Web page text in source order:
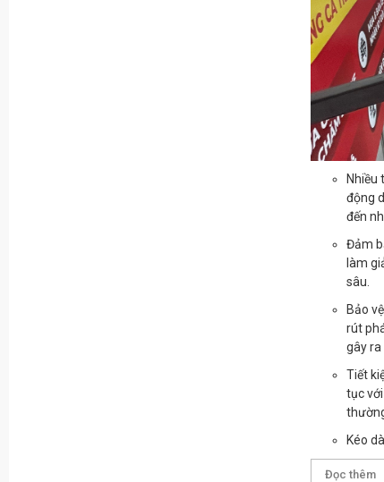
Nhiều
động
đến
Đảm
làm
sâu.
Bảo
rút
gây ra
Tiết
tục
Kéo
Đọc thêm